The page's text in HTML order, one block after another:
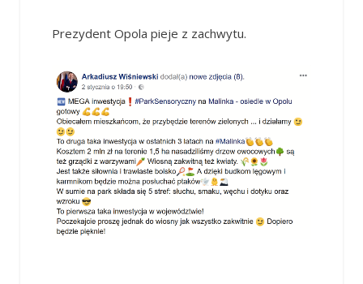
Prezydent Opola pieje z zachwytu.